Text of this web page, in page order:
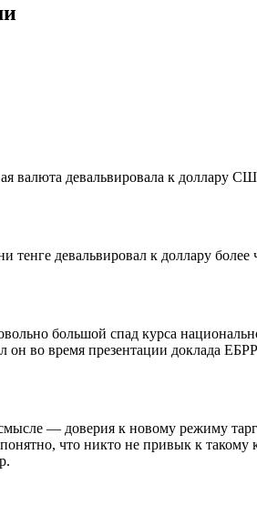
валюта девальвировала к доллару
девальвировал к доллару более
большой спад курса
во время презентации доклада
— доверия к новому режиму
что никто не привык к такому